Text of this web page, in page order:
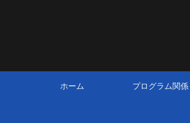
ホーム プログラム関係